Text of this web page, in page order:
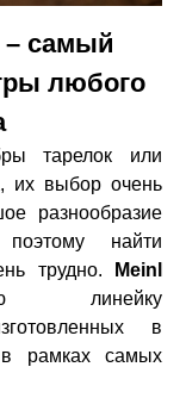
– самый
любого
тарелок или
их выбор очень
разнообразие
найти
трудно.
Meinl
линейку
в
в рамках самых